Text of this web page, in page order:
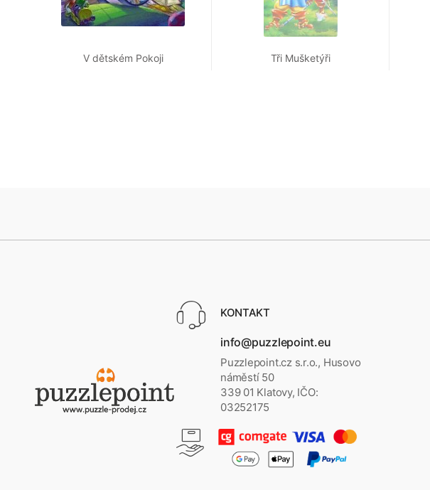
V dětském Pokoji Tři Mušketýři
KONTAKT
info@puzzlepoint.eu
Puzzlepoint.cz s.r.o., Husovo
náměstí 50
339 01 Klatovy, IČO:
03252175